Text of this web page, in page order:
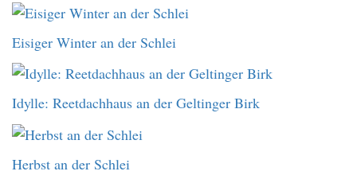
Eisiger Winter an der Schlei
Idylle: Reetdachhaus an der Geltinger Birk
Herbst an der Schlei